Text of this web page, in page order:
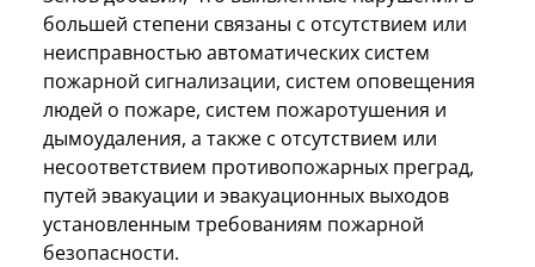
большей степени связаны с отсутствием или
неисправностью автоматических систем
пожарной сигнализации, систем оповещения
людей о пожаре, систем пожаротушения и
дымоудаления, а также с отсутствием или
несоответствием противопожарных преград,
путей эвакуации и эвакуационных выходов
установленным требованиям пожарной
безопасности.